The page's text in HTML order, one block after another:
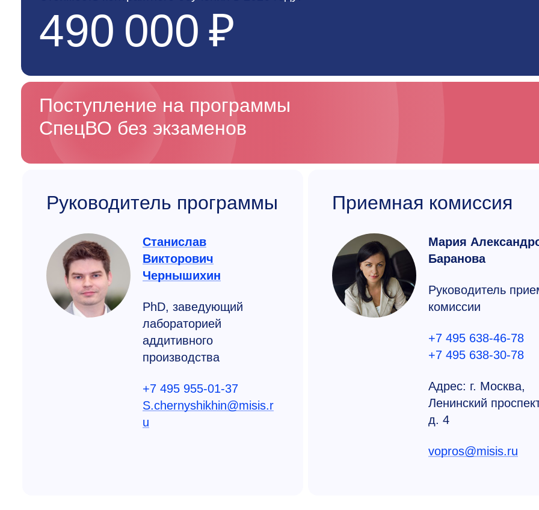
490 000 ₽
Поступление на программы
СпецВО без экзаменов
Руководитель программы
Станислав
Викторович
Чернышихин
PhD, заведующий
лабораторией
аддитивного
производства
+7 495 955-01-37
S.chernyshikhin@misis.r
u
Приемная комиссия
Мария
Баранова
Руководитель
комиссии
+7 495 638-46-78
+7 495 638-30-78
Адрес: г. Москва,
Ленинский
д. 4
vopros@misis.ru